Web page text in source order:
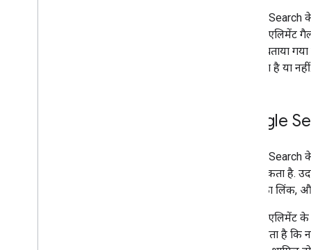
Google
विज़ुअल एलिमेंट
गाइड में बताया
जा सकता है या नहीं.
Google
Google
सेट हो सकता है.
टाइटल का लिंक,
विज़ुअल एलिमेंट
निर्भर करता है